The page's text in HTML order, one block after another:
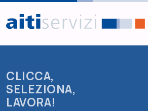
Salta al contenuto principale
CLICCA,
SELEZIONA,
LAVORA!